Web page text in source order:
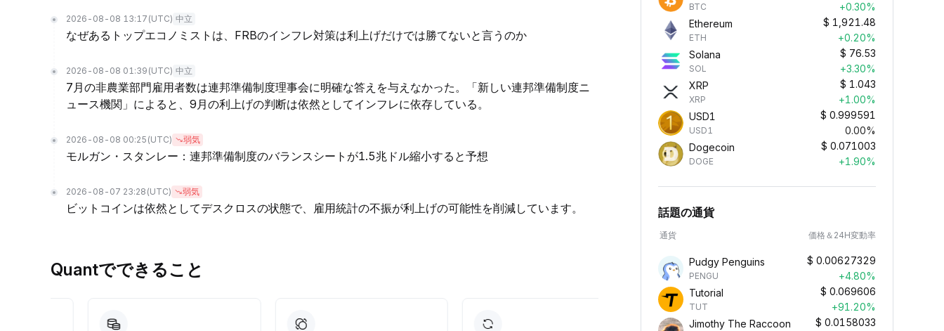
2026-08-08 13:17 (UTC) 中立
なぜあるトップエコノミストは、FRBのインフレ対策は利上げだけでは勝てないと言うのか
2026-08-08 01:39 (UTC) 中立
7月の非農業部門雇用者数は連邦準備制度理事会に明確な答えを与えなかった。「新しい連邦準備制度ニ
ュース機関」によると、9月の利上げの判断は依然としてインフレに依存している。
2026-08-08 00:25 (UTC) 弱気
モルガン・スタンレー：連邦準備制度のバランスシートが1.5兆ドル縮小すると予想
2026-08-07 23:28 (UTC) 弱気
ビットコインは依然としてデスクロスの状態で、雇用統計の不振が利上げの可能性を削減しています。
Quantでできること
BTC
+0.30%
Ethereum
ETH
$ 1,921.48
+0.20%
Solana
SOL
$ 76.53
+3.30%
XRP
XRP
$ 1.043
+1.00%
USD1
USD1
$ 0.999591
0.00%
Dogecoin
DOGE
$ 0.071003
+1.90%
話題の通貨
通貨 価格＆24H変動率
Pudgy Penguins
PENGU
$ 0.00627329
+4.80%
Tutorial
TUT
$ 0.069606
+91.20%
Jimothy The Raccoon
$ 0.0158033